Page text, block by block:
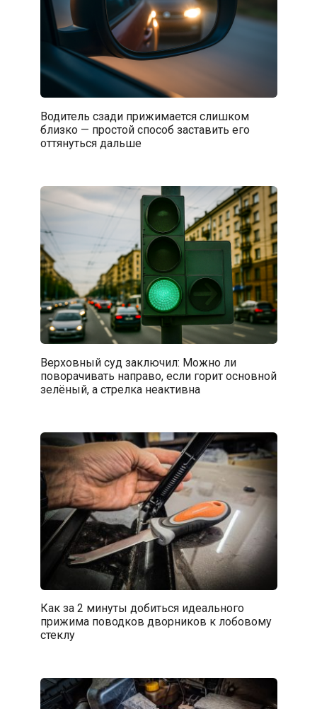
Водитель сзади прижимается слишком
близко — простой способ заставить его
оттянуться дальше
Верховный суд заключил: Можно ли
поворачивать направо, если горит основной
зелёный, а стрелка неактивна
Как за 2 минуты добиться идеального
прижима поводков дворников к лобовому
стеклу